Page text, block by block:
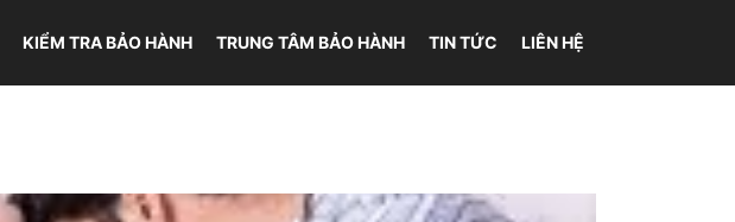
KIỂM TRA BẢO HÀNH TRUNG TÂM BẢO HÀNH TIN TỨC LIÊN HỆ